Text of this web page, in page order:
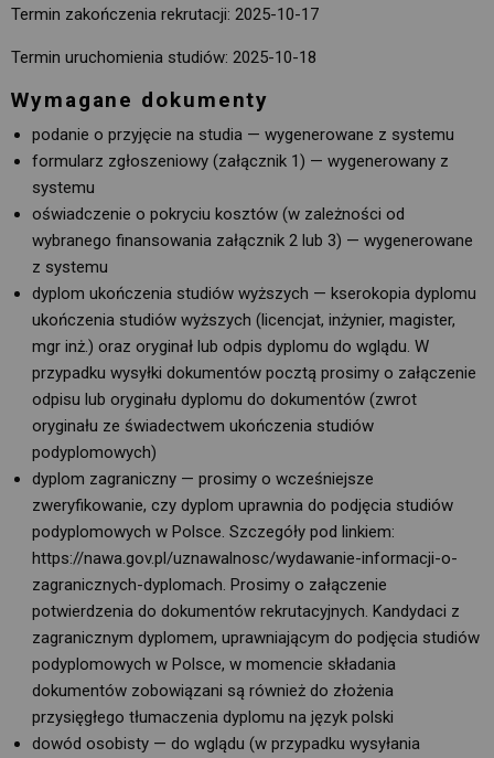
Termin zakończenia rekrutacji: 2025-10-17
Termin uruchomienia studiów: 2025-10-18
Wymagane dokumenty
podanie o przyjęcie na studia — wygenerowane z systemu
formularz zgłoszeniowy (załącznik 1) — wygenerowany z
systemu
oświadczenie o pokryciu kosztów (w zależności od
wybranego finansowania załącznik 2 lub 3) — wygenerowane
z systemu
dyplom ukończenia studiów wyższych — kserokopia dyplomu
ukończenia studiów wyższych (licencjat, inżynier, magister,
mgr inż.) oraz oryginał lub odpis dyplomu do wglądu. W
przypadku wysyłki dokumentów pocztą prosimy o załączenie
odpisu lub oryginału dyplomu do dokumentów (zwrot
oryginału ze świadectwem ukończenia studiów
podyplomowych)
dyplom zagraniczny — prosimy o wcześniejsze
zweryfikowanie, czy dyplom uprawnia do podjęcia studiów
podyplomowych w Polsce. Szczegóły pod linkiem:
https://nawa.gov.pl/uznawalnosc/wydawanie-informacji-o-
zagranicznych-dyplomach. Prosimy o załączenie
potwierdzenia do dokumentów rekrutacyjnych. Kandydaci z
zagranicznym dyplomem, uprawniającym do podjęcia studiów
podyplomowych w Polsce, w momencie składania
dokumentów zobowiązani są również do złożenia
przysięgłego tłumaczenia dyplomu na język polski
dowód osobisty — do wglądu (w przypadku wysyłania